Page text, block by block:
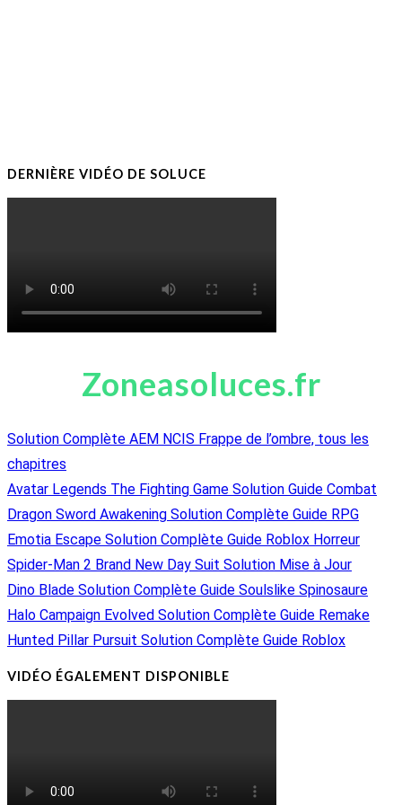
DERNIÈRE VIDÉO DE SOLUCE
Zoneasoluces.fr
Solution Complète AEM NCIS Frappe de l’ombre, tous les
chapitres
Avatar Legends The Fighting Game Solution Guide Combat
Dragon Sword Awakening Solution Complète Guide RPG
Emotia Escape Solution Complète Guide Roblox Horreur
Spider-Man 2 Brand New Day Suit Solution Mise à Jour
Dino Blade Solution Complète Guide Soulslike Spinosaure
Halo Campaign Evolved Solution Complète Guide Remake
Hunted Pillar Pursuit Solution Complète Guide Roblox
VIDÉO ÉGALEMENT DISPONIBLE